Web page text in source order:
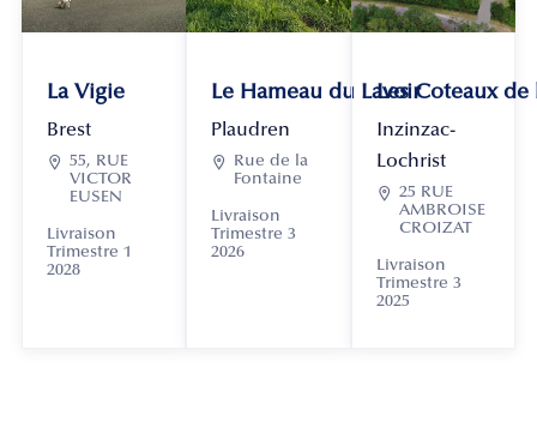
La Vigie
Brest
 55, RUE
VICTOR
EUSEN
Livraison
Trimestre 1
2028
Le Hameau du Lavoir
Plaudren

Rue de la
Fontaine
Livraison
Trimestre 3
2026
Les Coteaux
Inzinzac-
Lochrist
 25 RUE
AMBROISE
CROIZAT
Livraison
Trimestre 3
2025